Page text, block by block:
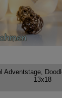
Adventstage,
13x18